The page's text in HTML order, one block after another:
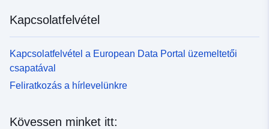
Kapcsolatfelvétel
Kapcsolatfelvétel a European Data Portal üzemeltetői
csapatával
Feliratkozás a hírlevelünkre
Kövessen minket itt: